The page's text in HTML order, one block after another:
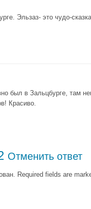
Эльзаз- это чудо-
был в Зальцбурге, там
Красиво.
Отменить ответ
Required fields are